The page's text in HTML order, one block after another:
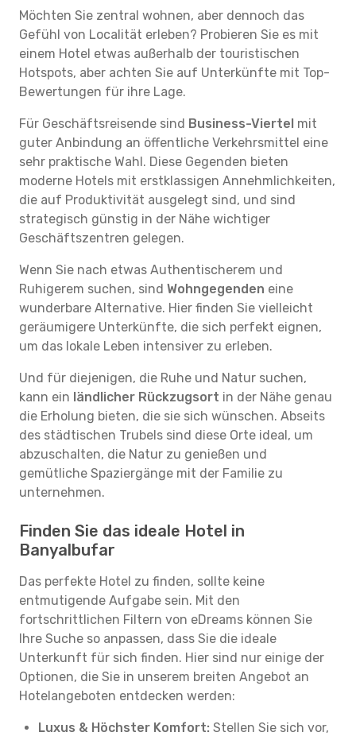
Möchten Sie zentral wohnen, aber dennoch das
Gefühl von Localität erleben? Probieren Sie es mit
einem Hotel etwas außerhalb der touristischen
Hotspots, aber achten Sie auf Unterkünfte mit Top-
Bewertungen für ihre Lage.
Für Geschäftsreisende sind Business-Viertel mit
guter Anbindung an öffentliche Verkehrsmittel eine
sehr praktische Wahl. Diese Gegenden bieten
moderne Hotels mit erstklassigen Annehmlichkeiten,
die auf Produktivität ausgelegt sind, und sind
strategisch günstig in der Nähe wichtiger
Geschäftszentren gelegen.
Wenn Sie nach etwas Authentischerem und
Ruhigerem suchen, sind Wohngegenden eine
wunderbare Alternative. Hier finden Sie vielleicht
geräumigere Unterkünfte, die sich perfekt eignen,
um das lokale Leben intensiver zu erleben.
Und für diejenigen, die Ruhe und Natur suchen,
kann ein ländlicher Rückzugsort in der Nähe genau
die Erholung bieten, die sie sich wünschen. Abseits
des städtischen Trubels sind diese Orte ideal, um
abzuschalten, die Natur zu genießen und
gemütliche Spaziergänge mit der Familie zu
unternehmen.
Finden Sie das ideale Hotel in
Banyalbufar
Das perfekte Hotel zu finden, sollte keine
entmutigende Aufgabe sein. Mit den
fortschrittlichen Filtern von eDreams können Sie
Ihre Suche so anpassen, dass Sie die ideale
Unterkunft für sich finden. Hier sind nur einige der
Optionen, die Sie in unserem breiten Angebot an
Hotelangeboten entdecken werden:
Luxus & Höchster Komfort: Stellen Sie sich vor,